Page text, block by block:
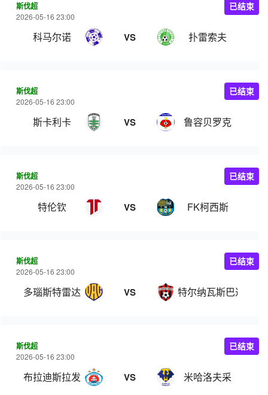
斯伐超
2026-05-16 23:00
科马尔诺 VS 扑雷索夫
已结束
斯伐超
2026-05-16 23:00
斯卡利卡 VS 鲁容贝罗克
已结束
斯伐超
2026-05-16 23:00
特伦钦 VS FK柯西斯
已结束
斯伐超
2026-05-16 23:00
多瑙斯特雷达 VS 特尔纳瓦斯巴达克
已结束
斯伐超
2026-05-16 23:00
布拉迪斯拉发 VS 米哈洛夫采
已结束